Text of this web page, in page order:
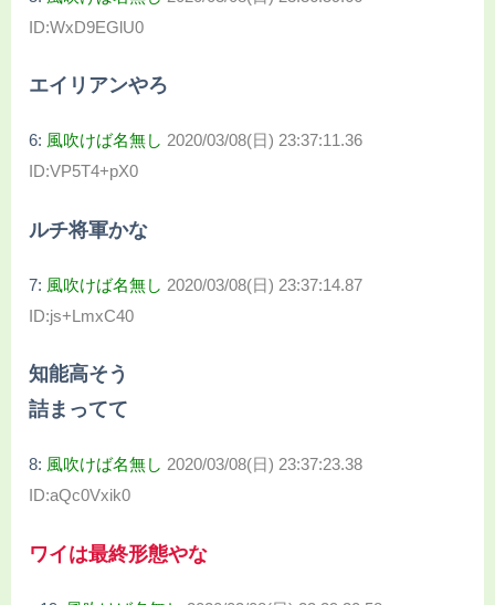
ID:WxD9EGlU0
エイリアンやろ
6: 風吹けば名無し 2020/03/08(日) 23:37:11.36
ID:VP5T4+pX0
ルチ将軍かな
7: 風吹けば名無し 2020/03/08(日) 23:37:14.87
ID:js+LmxC40
知能高そう
詰まってて
8: 風吹けば名無し 2020/03/08(日) 23:37:23.38
ID:aQc0Vxik0
ワイは最終形態やな